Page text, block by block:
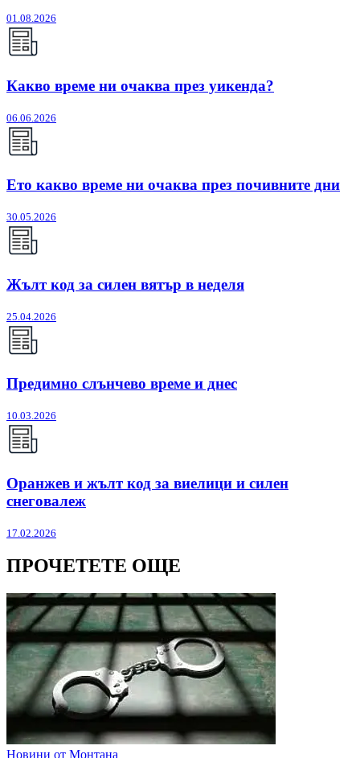
01.08.2026
Какво време ни очаква през уикенда?
06.06.2026
Ето какво време ни очаква през почивните дни
30.05.2026
Жълт код за силен вятър в неделя
25.04.2026
Предимно слънчево време и днес
10.03.2026
Оранжев и жълт код за виелици и силен
снеговалеж
17.02.2026
ПРОЧЕТЕТЕ ОЩЕ
Новини от Монтана